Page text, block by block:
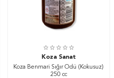
Koza Sanat
Koza Benmari Sığır Ödü (Kokusuz)
250 cc